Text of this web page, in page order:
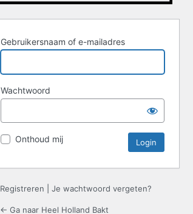
Gebruikersnaam of e-mailadres
Wachtwoord
Onthoud mij
Registreren Je wachtwoord vergeten?
← Ga naar Heel Holland Bakt